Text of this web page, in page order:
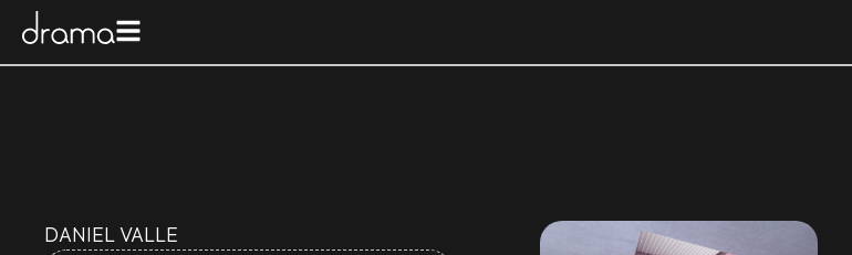
DANIEL VALLE